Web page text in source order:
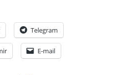
Telegram
E-mail